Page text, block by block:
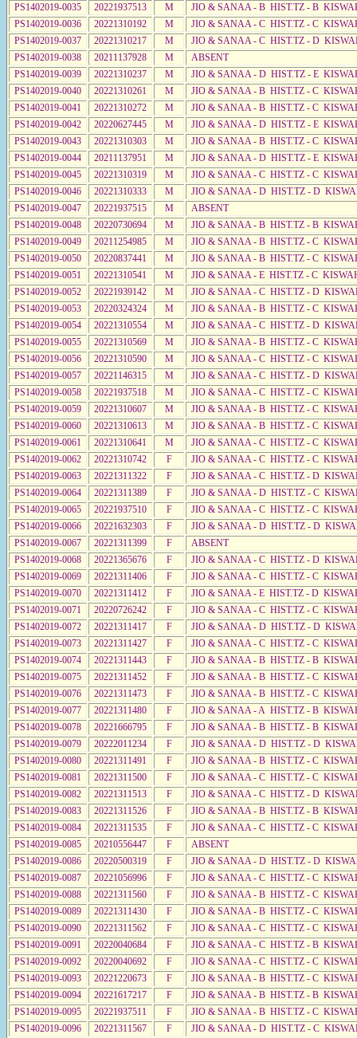
PS1402019-0035
20221937513 M
JIO & SANAA - B HIST.TZ - B
PS1402019-0036
20221310192 M
JIO & SANAA - C HIST.TZ - C
PS1402019-0037
20221310217 M
JIO & SANAA - C HIST.TZ - D
PS1402019-0038
20211137928 M
ABSENT
PS1402019-0039
20221310237 M
JIO & SANAA - D HIST.TZ - E
PS1402019-0040
20221310261 M
JIO & SANAA - B HIST.TZ - C
PS1402019-0041
20221310272 M
JIO & SANAA - B HIST.TZ - C
PS1402019-0042
20220627445 M
JIO & SANAA - D HIST.TZ - E
PS1402019-0043
20221310303 M
JIO & SANAA - B HIST.TZ - C
PS1402019-0044
20211137951 M
JIO & SANAA - D HIST.TZ - E
PS1402019-0045
20221310319 M
JIO & SANAA - C HIST.TZ - C
PS1402019-0046
20221310333 M
JIO & SANAA - D HIST.TZ - D
PS1402019-0047
20221937515 M
ABSENT
PS1402019-0048
20220730694 M
JIO & SANAA - B HIST.TZ - B
PS1402019-0049
20211254985 M
JIO & SANAA - B HIST.TZ - C
PS1402019-0050
20220837441 M
JIO & SANAA - B HIST.TZ - C
PS1402019-0051
20221310541 M
JIO & SANAA - E HIST.TZ - C
PS1402019-0052
20221939142 M
JIO & SANAA - C HIST.TZ - D
PS1402019-0053
20220324324 M
JIO & SANAA - B HIST.TZ - C
PS1402019-0054
20221310554 M
JIO & SANAA - C HIST.TZ - D
PS1402019-0055
20221310569 M
JIO & SANAA - B HIST.TZ - C
PS1402019-0056
20221310590 M
JIO & SANAA - C HIST.TZ - C
PS1402019-0057
20221146315 M
JIO & SANAA - C HIST.TZ - D
PS1402019-0058
20221937518 M
JIO & SANAA - C HIST.TZ - C
PS1402019-0059
20221310607 M
JIO & SANAA - B HIST.TZ - C
PS1402019-0060
20221310613 M
JIO & SANAA - B HIST.TZ - C
PS1402019-0061
20221310641 M
JIO & SANAA - C HIST.TZ - C
PS1402019-0062
20221310742 F
JIO & SANAA - C HIST.TZ - C
PS1402019-0063
20221311322 F
JIO & SANAA - C HIST.TZ - D
PS1402019-0064
20221311389 F
JIO & SANAA - D HIST.TZ - C
PS1402019-0065
20221937510 F
JIO & SANAA - C HIST.TZ - C
PS1402019-0066
20221632303 F
JIO & SANAA - D HIST.TZ - D
PS1402019-0067
20221311399 F
ABSENT
PS1402019-0068
20221365676 F
JIO & SANAA - C HIST.TZ - D
PS1402019-0069
20221311406 F
JIO & SANAA - C HIST.TZ - C
PS1402019-0070
20221311412 F
JIO & SANAA - E HIST.TZ - D
PS1402019-0071
20220726242 F
JIO & SANAA - C HIST.TZ - C
PS1402019-0072
20221311417 F
JIO & SANAA - D HIST.TZ - D
PS1402019-0073
20221311427 F
JIO & SANAA - C HIST.TZ - C
PS1402019-0074
20221311443 F
JIO & SANAA - B HIST.TZ - B
PS1402019-0075
20221311452 F
JIO & SANAA - B HIST.TZ - C
PS1402019-0076
20221311473 F
JIO & SANAA - B HIST.TZ - C
PS1402019-0077
20221311480 F
JIO & SANAA - A HIST.TZ - B
PS1402019-0078
20221666795 F
JIO & SANAA - B HIST.TZ - B
PS1402019-0079
20222011234 F
JIO & SANAA - D HIST.TZ - D
PS1402019-0080
20221311491 F
JIO & SANAA - B HIST.TZ - C
PS1402019-0081
20221311500 F
JIO & SANAA - C HIST.TZ - C
PS1402019-0082
20221311513 F
JIO & SANAA - C HIST.TZ - D
PS1402019-0083
20221311526 F
JIO & SANAA - B HIST.TZ - B
PS1402019-0084
20221311535 F
JIO & SANAA - C HIST.TZ - C
PS1402019-0085
20210556447 F
ABSENT
PS1402019-0086
20220500319 F
JIO & SANAA - D HIST.TZ - D
PS1402019-0087
20221056996 F
JIO & SANAA - C HIST.TZ - C
PS1402019-0088
20221311560 F
JIO & SANAA - B HIST.TZ - C
PS1402019-0089
20221311430 F
JIO & SANAA - B HIST.TZ - C
PS1402019-0090
20221311562 F
JIO & SANAA - C HIST.TZ - C
PS1402019-0091
20220040684 F
JIO & SANAA - C HIST.TZ - B
PS1402019-0092
20220040692 F
JIO & SANAA - C HIST.TZ - C
PS1402019-0093
20221220673 F
JIO & SANAA - B HIST.TZ - C
PS1402019-0094
20221617217 F
JIO & SANAA - B HIST.TZ - B
PS1402019-0095
20221937511 F
JIO & SANAA - B HIST.TZ - C
PS1402019-0096
20221311567 F
JIO & SANAA - D HIST.TZ - C